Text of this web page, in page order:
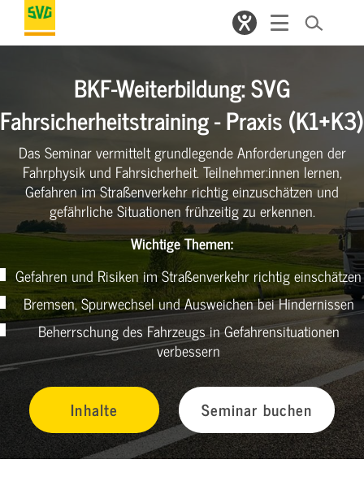
BKF-Weiterbildung: SVG
Fahrsicherheitstraining - Praxis (K1+K3)
Das Seminar vermittelt grundlegende Anforderungen der
Fahrphysik und Fahrsicherheit. Teilnehmer:innen lernen,
Gefahren im Straßenverkehr richtig einzuschätzen und
gefährliche Situationen frühzeitig zu erkennen.
Wichtige Themen:
Gefahren und Risiken im Straßenverkehr richtig einschätzen
Bremsen, Spurwechsel und Ausweichen bei Hindernissen
Beherrschung des Fahrzeugs in Gefahrensituationen
verbessern
Inhalte Seminar buchen